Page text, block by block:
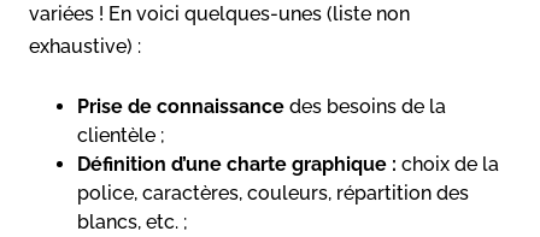
variées ! En voici quelques-unes (liste non
exhaustive) :
Prise de connaissance des besoins de la
clientèle ;
Définition d’une charte graphique : choix de la
police, caractères, couleurs, répartition des
blancs, etc. ;